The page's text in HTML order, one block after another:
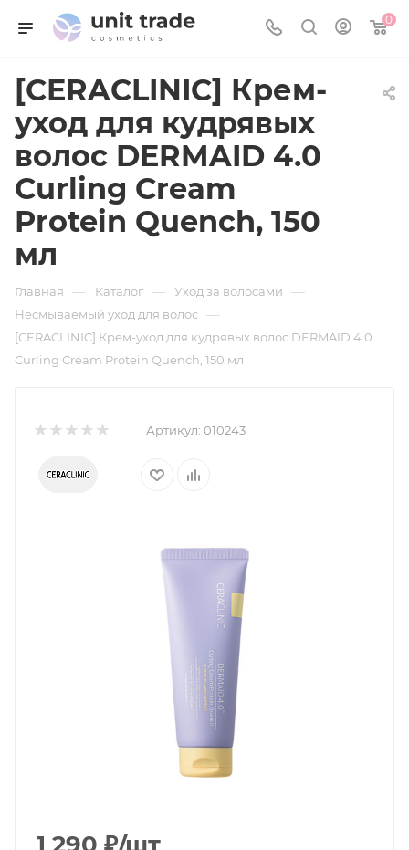
0
[CERACLINIC] Крем-
уход для кудрявых
волос DERMAID 4.0
Curling Cream
Protein Quench, 150
мл
Главная — Каталог — Уход за волосами —
Несмываемый уход для волос —
[CERACLINIC] Крем-уход для кудрявых волос DERMAID 4.0
Curling Cream Protein Quench, 150 мл
Артикул: 010243